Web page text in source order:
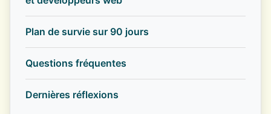
Plan de survie sur 90 jours
Questions fréquentes
Dernières réflexions